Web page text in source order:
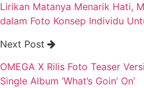
Lirikan Matanya Menarik Hati,
dalam Foto Konsep Individu
Next Post
OMEGA X Rilis Foto Teaser
Single Album ‘What’s Goin’ On’